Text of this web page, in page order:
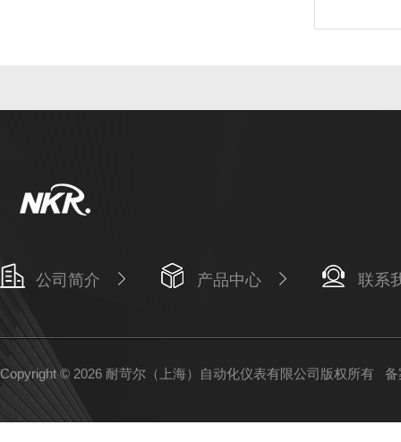
公司简介 产品中心 联系
Copyright © 2026 耐苛尔（上海）自动化仪表有限公司版权所有 备